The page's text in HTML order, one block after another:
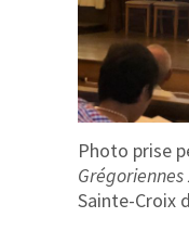
Photo prise
Grégoriennes
Sainte-Croix